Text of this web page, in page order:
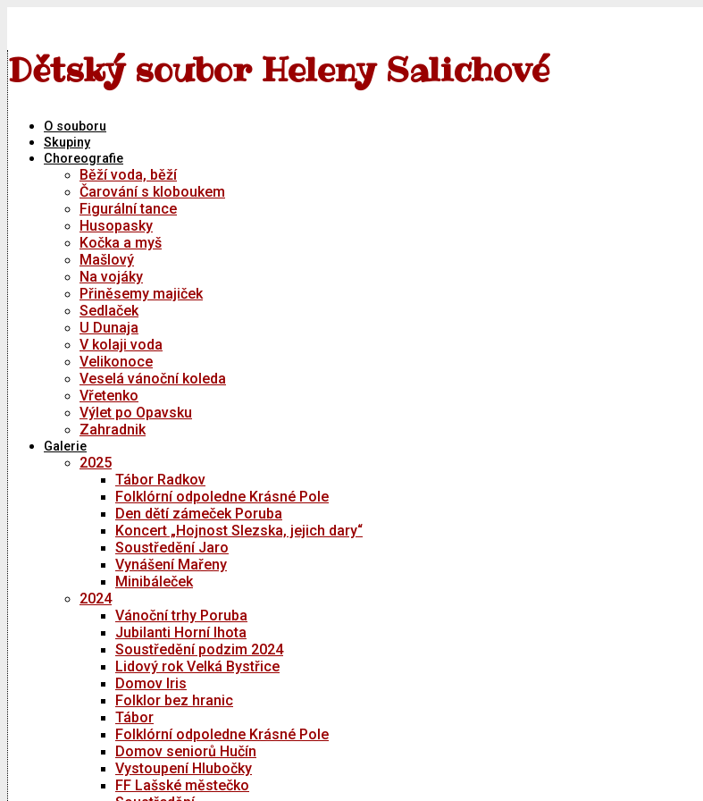
Dětský soubor Heleny Salichové
O souboru
Skupiny
Choreografie
Běží voda, běží
Čarování s kloboukem
Figurální tance
Husopasky
Kočka a myš
Mašlový
Na vojáky
Přiněsemy majiček
Sedlaček
U Dunaja
V kolaji voda
Velikonoce
Veselá vánoční koleda
Vřetenko
Výlet po Opavsku
Zahradnik
Galerie
2025
Tábor Radkov
Folklórní odpoledne Krásné Pole
Den dětí zámeček Poruba
Koncert „Hojnost Slezska, jejich dary“
Soustředění Jaro
Vynášení Mařeny
Minibáleček
2024
Vánoční trhy Poruba
Jubilanti Horní lhota
Soustředění podzim 2024
Lidový rok Velká Bystřice
Domov Iris
Folklor bez hranic
Tábor
Folklórní odpoledne Krásné Pole
Domov seniorů Hučín
Vystoupení Hlubočky
FF Lašské městečko